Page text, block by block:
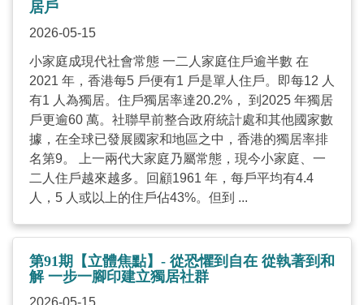
居戶
2026-05-15
小家庭成現代社會常態 一二人家庭住戶逾半數 在
2021 年，香港每5 戶便有1 戶是單人住戶。即每12 人
有1 人為獨居。住戶獨居率達20.2%， 到2025 年獨居
戶更逾60 萬。社聯早前整合政府統計處和其他國家數
據，在全球已發展國家和地區之中，香港的獨居率排
名第9。 上一兩代大家庭乃屬常態，現今小家庭、一
二人住戶越來越多。回顧1961 年，每戶平均有4.4
人，5 人或以上的住戶佔43%。但到 ...
第91期【立體焦點】- 從恐懼到自在 從執著到和
解 一步一腳印建立獨居社群
2026-05-15